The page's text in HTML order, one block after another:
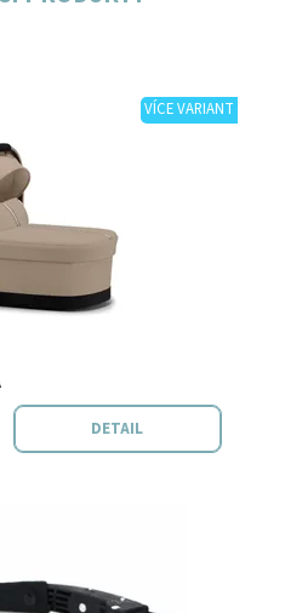
VÍCE VARIANT
dnů v e-shopu
DETAIL